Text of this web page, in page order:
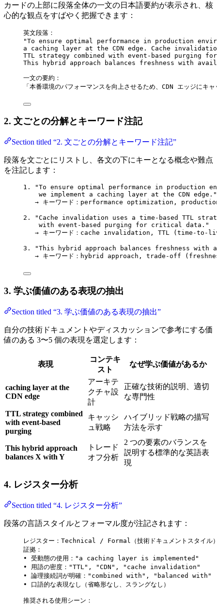
カードの上部に段落全体の一文の日本語要約が表示され、核
心的な観点をすばやく把握できます：
英文段落：
"To ensure optimal performance in production
a caching layer at the CDN edge. Cache
TTL strategy combined with event-based purging
This hybrid approach balances freshness with
一文の要約：
「本番環境のパフォーマンスを向上させるため、CDN エッジに
2. 文ごとの分解とキーワード注記
Section titled “2. 文ごとの分解とキーワード注記”
段落を文ごとにリストし、各文の下にキーとなる概念や難点
を注記します：
1. "To ensure optimal performance in production
we implement a caching layer at the CDN edge."
→ キーワード：performance optimization,
2. "Cache invalidation uses a time-based TTL
with event-based purging for critical data."
→ キーワード：cache invalidation, TTL (time-to-
3. "This hybrid approach balances freshness
→ キーワード：hybrid approach, trade-off
3. 学ぶ価値のある表現の抽出
Section titled “3. 学ぶ価値のある表現の抽出”
自分の技術ドキュメントやディスカッションで参考にする価
値のある 3〜5 個の表現を選定します：
表現
コンテキ
スト
なぜ学ぶ価値があるか
caching layer at the
CDN edge
アーキテ
クチャ設
計
正確な技術的説明、適切
な専門性
TTL strategy combined
with event-based
purging
キャッシ
ュ戦略
ハイブリッド戦略の描写
方法を示す
This hybrid approach
balances X with Y
トレード
オフ分析
2 つの要素のバランスを
説明する標準的な英語表
現
4. レジスター分析
Section titled “4. レジスター分析”
段落の言語スタイルとフォーマル度が注記されます：
レジスター：Technical / Formal（技術ドキュメントスタイル
証拠：
• 受動態の使用："a caching layer is implemented"
• 用語の密度："TTL", "CDN", "cache invalidation"
• 論理接続詞が明確："combined with", "balanced with"
• 口語的な表現なし（省略形なし、スラングなし）
推奨される使用シーン：